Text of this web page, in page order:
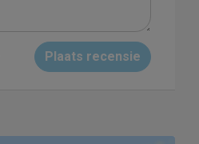
Plaats recensie